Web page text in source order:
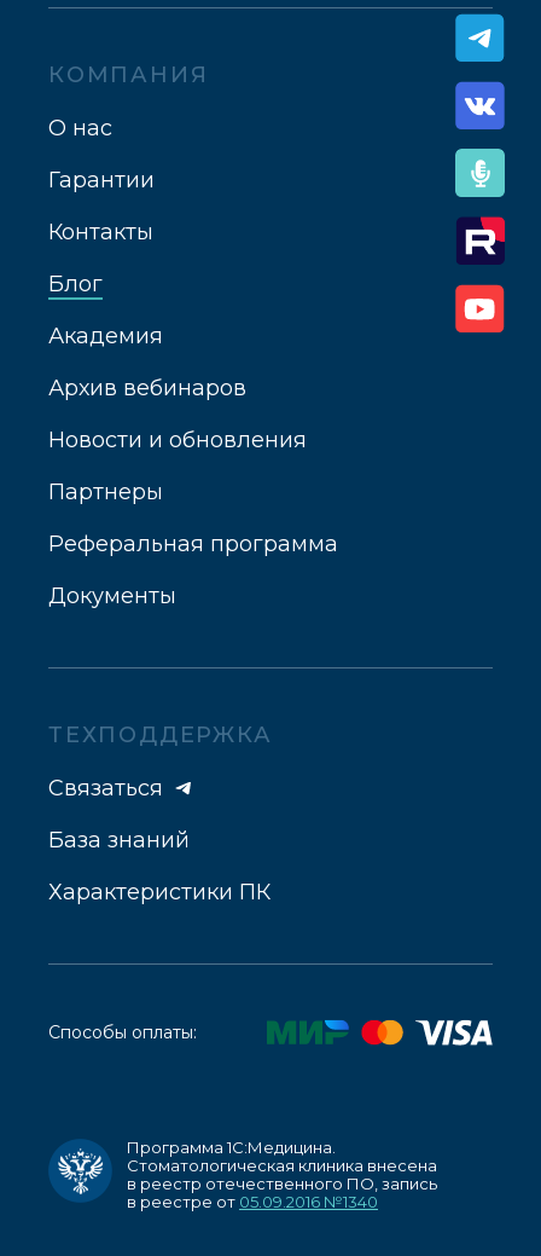
Способы оплаты:
Программа 1С:Медицина.
Стоматологическая клиника внесена
в реестр отечественного ПО, запись
в реестре от 05.09.2016 №1340
КОМПАНИЯ
О нас
Гарантии
Контакты
Блог
Академия
Архив вебинаров
Новости и обновления
Партнеры
Реферальная программа
Документы
ТЕХПОДДЕРЖКА
Связаться
База знаний
Характеристики ПК